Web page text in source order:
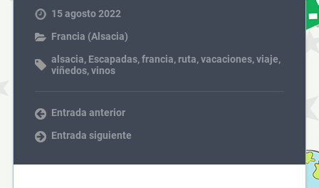
15 agosto 2022
Francia (Alsacia)
alsacia, Escapadas,francia, ruta,vacaciones,viaje,
viñedos,vinos
Entrada anterior
Entrada siguiente